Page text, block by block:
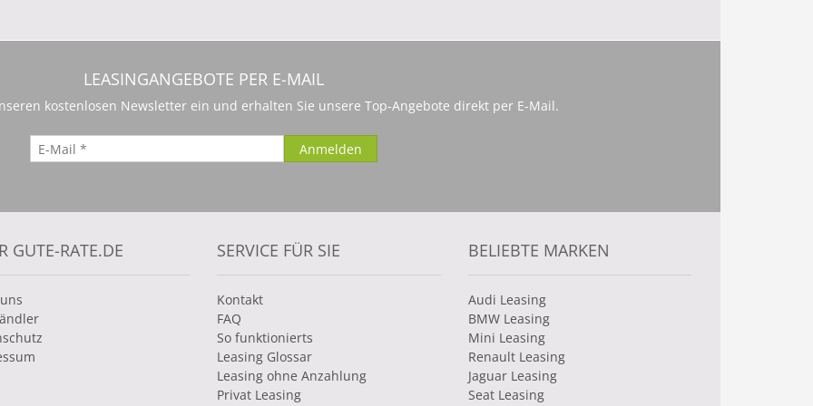
LEASINGANGEBOTE PER E-MAIL
kostenlosen Newsletter ein und erhalten Sie unsere Top-Angebote direkt per E-Mail.
GUTE-RATE.DE SERVICE FÜR SIE
Kontakt
FAQ
So funktionierts
Leasing Glossar
Leasing ohne Anzahlung
Privat Leasing
BELIEBTE MARKEN
Audi Leasing
BMW Leasing
Mini Leasing
Renault Leasing
Jaguar Leasing
Seat Leasing